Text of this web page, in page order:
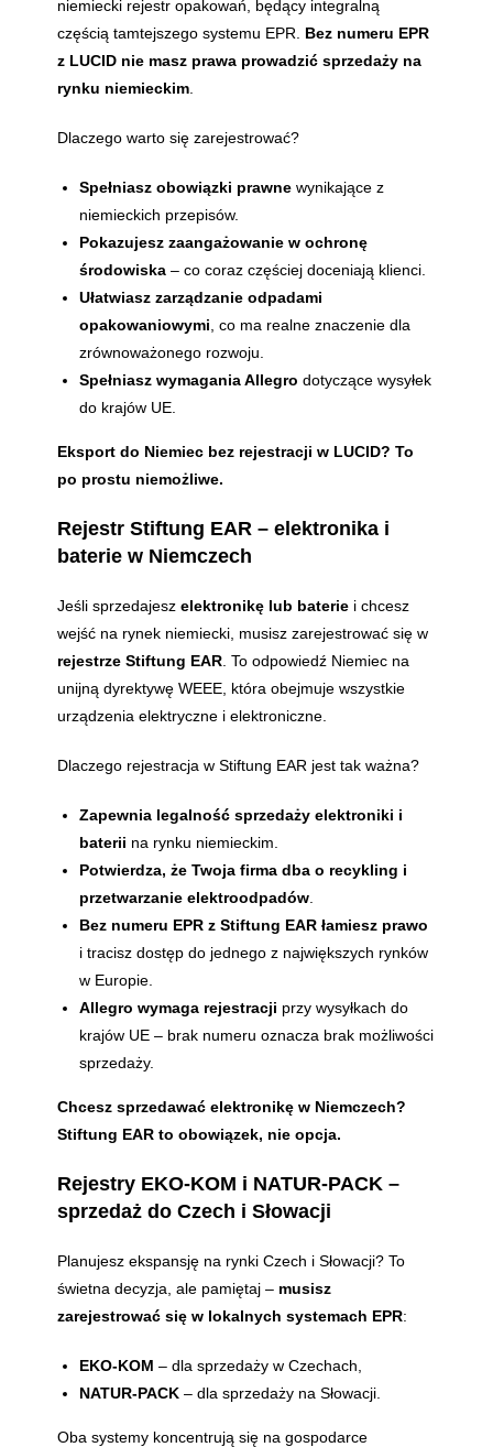
niemiecki rejestr opakowań, będący integralną
częścią tamtejszego systemu EPR. Bez numeru EPR
z LUCID nie masz prawa prowadzić sprzedaży na
rynku niemieckim
Dlaczego warto się zarejestrować?
Spełniasz obowiązki prawne wynikające z
niemieckich przepisów.
Pokazujesz zaangażowanie w ochronę
środowiska – co coraz częściej doceniają klienci.
Ułatwiasz zarządzanie odpadami
opakowaniowymi , co ma realne znaczenie dla
zrównoważonego rozwoju.
Spełniasz wymagania Allegro dotyczące wysyłek
do krajów UE.
Eksport do Niemiec bez rejestracji w LUCID? To
po prostu niemożliwe.
Rejestr Stiftung EAR – elektronika i
baterie w Niemczech
Jeśli sprzedajeszelektronikę lub baterie i chcesz
wejść na rynek niemiecki, musisz zarejestrować się w
rejestrze Stiftung EAR . To odpowiedź Niemiec na
unijną dyrektywę WEEE, która obejmuje wszystkie
urządzenia elektryczne i elektroniczne.
Dlaczego rejestracja w Stiftung EAR jest tak ważna?
Zapewnia legalność sprzedaży elektroniki i
baterii na rynku niemieckim.
Potwierdza, że Twoja firma dba o recykling i
przetwarzanie elektroodpadów
Bez numeru EPR z Stiftung EAR łamiesz prawo
i tracisz dostęp do jednego z największych rynków
w Europie.
Allegro wymaga rejestracji przy wysyłkach do
krajów UE – brak numeru oznacza brak możliwości
sprzedaży.
Chcesz sprzedawać elektronikę w Niemczech?
Stiftung EAR to obowiązek, nie opcja.
Rejestry EKO-KOM i NATUR-PACK –
sprzedaż do Czech i Słowacji
Planujesz ekspansję na rynki Czech i Słowacji? To
świetna decyzja, ale pamiętaj – musisz
zarejestrować się w lokalnych systemach EPR:
EKO-KOM – dla sprzedaży w Czechach,
NATUR-PACK – dla sprzedaży na Słowacji.
Oba systemy koncentrują się na gospodarce